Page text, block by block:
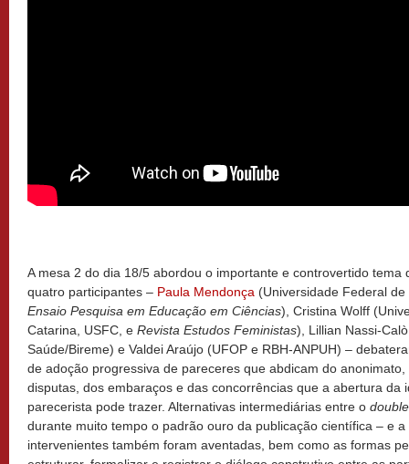
A mesa 2 do dia 18/5 abordou o importante e controvertido tema
quatro participantes – Paula Mendonça (Universidade Federal
Ensaio Pesquisa em Educação em Ciências), Cristina Wolff
Catarina, USFC, e Revista Estudos Feministas), Lillian Nassi-
Saúde/Bireme) e Valdei Araújo (UFOP e RBH-ANPUH) –
de adoção progressiva de pareceres que abdicam do
disputas, dos embaraços e das concorrências que a abertura da
parecerista pode trazer. Alternativas intermediárias entre o
durante muito tempo o padrão ouro da publicação científica – e
intervenientes também foram aventadas, bem como as formas